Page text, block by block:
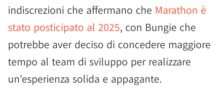
indiscrezioni che affermano che Marathon è
stato posticipato al 2025, con Bungie che
potrebbe aver deciso di concedere maggiore
tempo al team di sviluppo per realizzare
un'esperienza solida e appagante.